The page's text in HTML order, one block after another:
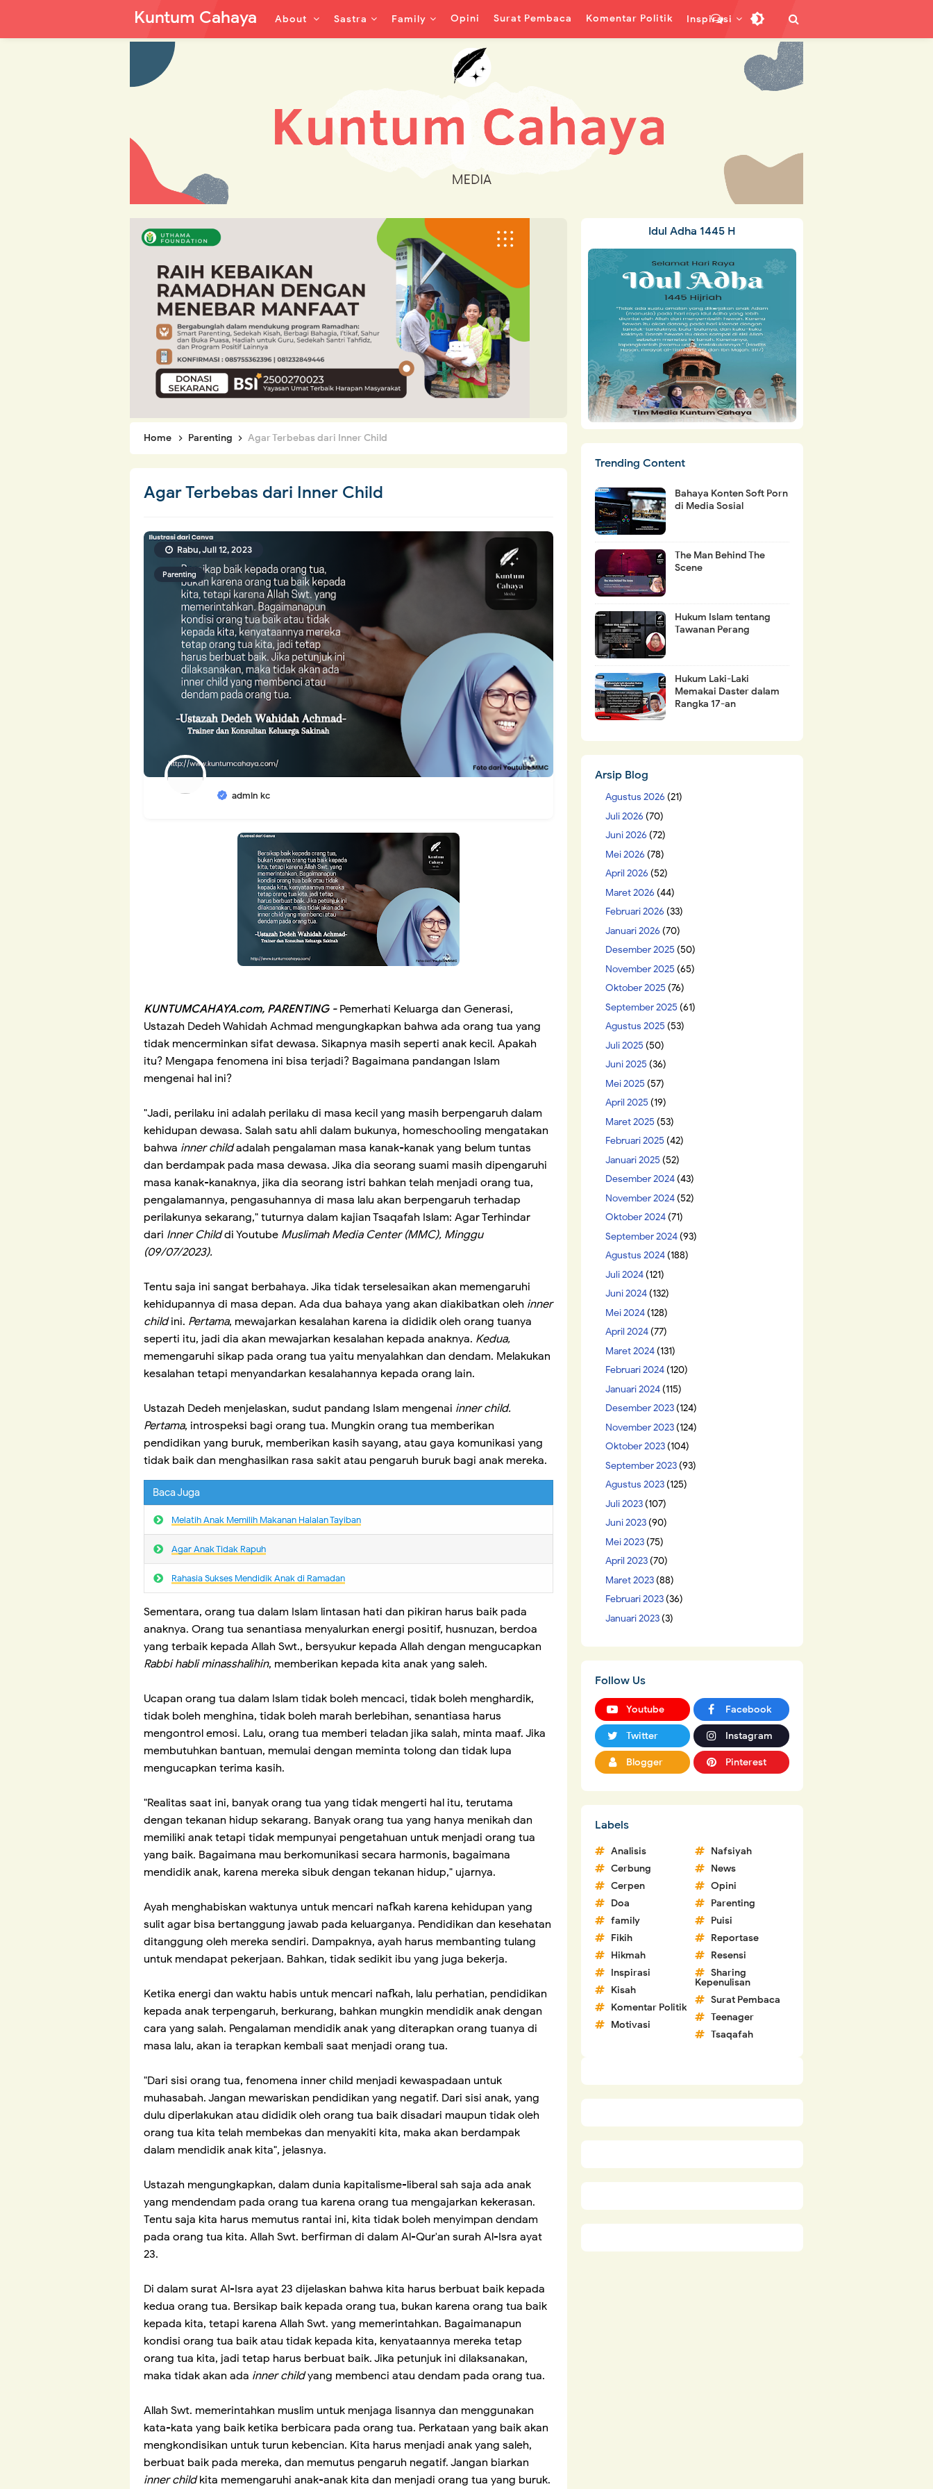
Kuntum Cahaya About Sastra Family Opini Surat Pembaca Komentar Politik Inspirasi
Home Parenting Agar Terbebas dari Inner Child
Agar Terbebas dari Inner Child
Parenting
admin kc
Rabu, Juli 12, 2023
KUNTUMCAHAYA.com, PARENTING -Pemerhati Keluarga dan Generasi,
Ustazah Dedeh Wahidah Achmad mengungkapkan bahwa ada orang tua yang
tidak mencerminkan sifat dewasa. Sikapnya masih seperti anak kecil. Apakah
itu? Mengapa fenomena ini bisa terjadi? Bagaimana pandangan Islam
mengenai hal ini?
"Jadi, perilaku ini adalah perilaku di masa kecil yang masih berpengaruh dalam
kehidupan dewasa. Salah satu ahli dalam bukunya, homeschooling mengatakan
bahwa inner childadalah pengalaman masa kanak-kanak yang belum tuntas
dan berdampak pada masa dewasa. Jika dia seorang suami masih dipengaruhi
masa kanak-kanaknya, jika dia seorang istri bahkan telah menjadi orang tua,
pengalamannya, pengasuhannya di masa lalu akan berpengaruh terhadap
perilakunya sekarang," tuturnya dalam kajian Tsaqafah Islam: Agar Terhindar
dari Inner Childdi Youtube Muslimah Media Center (MMC), Minggu
(09/07/2023).
Tentu saja ini sangat berbahaya. Jika tidak terselesaikan akan memengaruhi
kehidupannya di masa depan. Ada dua bahaya yang akan diakibatkan oleh inner
childini. Pertama, mewajarkan kesalahan karena ia dididik oleh orang tuanya
seperti itu, jadi dia akan mewajarkan kesalahan kepada anaknya. Kedua,
memengaruhi sikap pada orang tua yaitu menyalahkan dan dendam. Melakukan
kesalahan tetapi menyandarkan kesalahannya kepada orang lain.
Ustazah Dedeh menjelaskan, sudut pandang Islam mengenai inner child.
Pertama, introspeksi bagi orang tua. Mungkin orang tua memberikan
pendidikan yang buruk, memberikan kasih sayang, atau gaya komunikasi yang
tidak baik dan menghasilkan rasa sakit atau pengaruh buruk bagi anak mereka.
Baca Juga
Melatih Anak Memilih Makanan Halalan Tayiban
Agar Anak Tidak Rapuh
Rahasia Sukses Mendidik Anak di Ramadan
Sementara, orang tua dalam Islam lintasan hati dan pikiran harus baik pada
anaknya. Orang tua senantiasa menyalurkan energi positif, husnuzan, berdoa
yang terbaik kepada Allah Swt., bersyukur kepada Allah dengan mengucapkan
Rabbi habli minasshalihin, memberikan kepada kita anak yang saleh.
Ucapan orang tua dalam Islam tidak boleh mencaci, tidak boleh menghardik,
tidak boleh menghina, tidak boleh marah berlebihan, senantiasa harus
mengontrol emosi. Lalu, orang tua memberi teladan jika salah, minta maaf. Jika
membutuhkan bantuan, memulai dengan meminta tolong dan tidak lupa
mengucapkan terima kasih.
"Realitas saat ini, banyak orang tua yang tidak mengerti hal itu, terutama
dengan tekanan hidup sekarang. Banyak orang tua yang hanya menikah dan
memiliki anak tetapi tidak mempunyai pengetahuan untuk menjadi orang tua
yang baik. Bagaimana mau berkomunikasi secara harmonis, bagaimana
mendidik anak, karena mereka sibuk dengan tekanan hidup," ujarnya.
Ayah menghabiskan waktunya untuk mencari nafkah karena kehidupan yang
sulit agar bisa bertanggung jawab pada keluarganya. Pendidikan dan kesehatan
ditanggung oleh mereka sendiri. Dampaknya, ayah harus membanting tulang
untuk mendapat pekerjaan. Bahkan, tidak sedikit ibu yang juga bekerja.
Ketika energi dan waktu habis untuk mencari nafkah, lalu perhatian, pendidikan
kepada anak terpengaruh, berkurang, bahkan mungkin mendidik anak dengan
cara yang salah. Pengalaman mendidik anak yang diterapkan orang tuanya di
masa lalu, akan ia terapkan kembali saat menjadi orang tua.
"Dari sisi orang tua, fenomena inner child menjadi kewaspadaan untuk
muhasabah. Jangan mewariskan pendidikan yang negatif. Dari sisi anak, yang
dulu diperlakukan atau dididik oleh orang tua baik disadari maupun tidak oleh
orang tua kita telah membekas dan menyakiti kita, maka akan berdampak
dalam mendidik anak kita", jelasnya.
Ustazah mengungkapkan, dalam dunia kapitalisme-liberal sah saja ada anak
yang mendendam pada orang tua karena orang tua mengajarkan kekerasan.
Tentu saja kita harus memutus rantai ini, kita tidak boleh menyimpan dendam
pada orang tua kita. Allah Swt. berfirman di dalam Al-Qur'an surah Al-Isra ayat
23.
Di dalam surat Al-Isra ayat 23 dijelaskan bahwa kita harus berbuat baik kepada
kedua orang tua. Bersikap baik kepada orang tua, bukan karena orang tua baik
kepada kita, tetapi karena Allah Swt. yang memerintahkan. Bagaimanapun
kondisi orang tua baik atau tidak kepada kita, kenyataannya mereka tetap
orang tua kita, jadi tetap harus berbuat baik. Jika petunjuk ini dilaksanakan,
maka tidak akan ada inner childyang membenci atau dendam pada orang tua.
Allah Swt. memerintahkan muslim untuk menjaga lisannya dan menggunakan
kata-kata yang baik ketika berbicara pada orang tua. Perkataan yang baik akan
mengkondisikan untuk turun kebencian. Kita harus menjadi anak yang saleh,
berbuat baik pada mereka, dan memutus pengaruh negatif. Jangan biarkan
inner childkita memengaruhi anak-anak kita dan menjadi orang tua yang buruk.
Idul Adha 1445 H
Trending Content
Bahaya Konten Soft Porn
di Media Sosial
The Man Behind The
Scene
Hukum Islam tentang
Tawanan Perang
Hukum Laki-Laki
Memakai Daster dalam
Rangka 17-an
Arsip Blog
Agustus 2026 (21)
Juli 2026 (70)
Juni 2026 (72)
Mei 2026 (78)
April 2026 (52)
Maret 2026 (44)
Februari 2026 (33)
Januari 2026 (70)
Desember 2025 (50)
November 2025 (65)
Oktober 2025 (76)
September 2025 (61)
Agustus 2025 (53)
Juli 2025 (50)
Juni 2025 (36)
Mei 2025 (57)
April 2025 (19)
Maret 2025 (53)
Februari 2025 (42)
Januari 2025 (52)
Desember 2024(43)
November 2024(52)
Oktober 2024(71)
September 2024(93)
Agustus 2024(188)
Juli 2024(121)
Juni 2024(132)
Mei 2024(128)
April 2024(77)
Maret 2024(131)
Februari 2024(120)
Januari 2024(115)
Desember 2023(124)
November 2023(124)
Oktober 2023(104)
September 2023(93)
Agustus 2023(125)
Juli 2023(107)
Juni 2023(90)
Mei 2023(75)
April 2023(70)
Maret 2023(88)
Februari 2023(36)
Januari 2023(3)
Follow Us
Youtube Facebook
Twitter Instagram
Blogger Pinterest
Labels
Analisis
Cerbung
Cerpen
Doa
family
Fikih
Hikmah
Inspirasi
Kisah
Komentar Politik
Motivasi
Nafsiyah
News
Opini
Parenting
Puisi
Reportase
Resensi
Sharing
Kepenulisan
Surat Pembaca
Teenager
Tsaqafah